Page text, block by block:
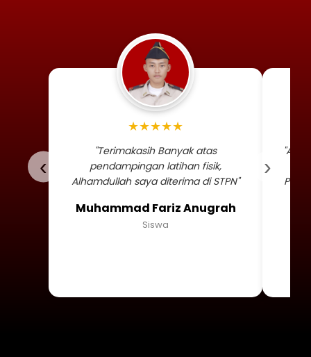
‹
Foto profil siswa
★★★★★
"Terimakasih Banyak atas
pendampingan latihan fisik,
Alhamdullah saya diterima di STPN"
Muhammad Fariz Anugrah
Siswa
›